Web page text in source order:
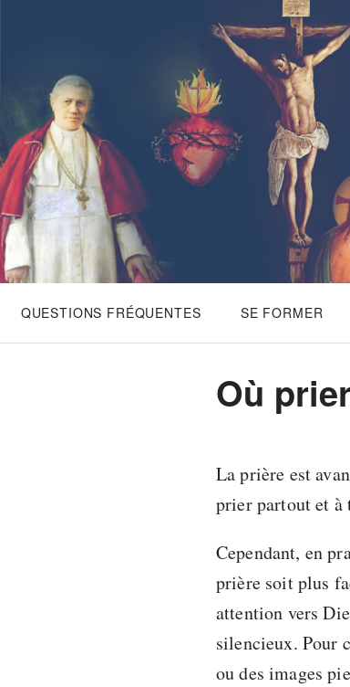
QUESTIONS FRÉQUENTES SE FORMER
Où
La prière est
prier partout et à
Cependant, en
prière soit plus
attention vers
silencieux. Pour
ou des images